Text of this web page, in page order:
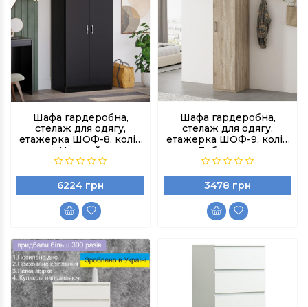
Шафа гардеробна,
стелаж для одягу,
етажерка ШОФ-8, колір
Чорний
6224 грн
Шафа гардеробна,
стелаж для одягу,
етажерка ШОФ-9, колір
Дуб сонома
3478 грн